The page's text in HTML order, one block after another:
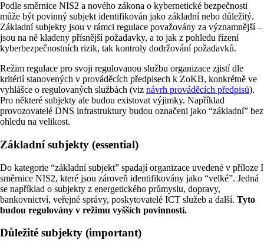
Podle směrnice NIS2 a nového zákona o kybernetické bezpečnosti
může být povinný subjekt identifikován jako základní nebo důležitý.
Základní subjekty jsou v rámci regulace považovány za významnější –
jsou na ně kladeny přísnější požadavky, a to jak z pohledu řízení
kyberbezpečnostních rizik, tak kontroly dodržování požadavků.
Režim regulace pro svoji regulovanou službu organizace zjistí dle
kritérií stanovených v prováděcích předpisech k ZoKB, konkrétně ve
vyhlášce o regulovaných službách (viz návrh prováděcích předpisů).
Pro některé subjekty ale budou existovat výjimky. Například
provozovatelé DNS infrastruktury budou označeni jako “základní” bez
ohledu na velikost.
Základní subjekty (essential)
Do kategorie “základní subjekt” spadají organizace uvedené v příloze I
směrnice NIS2, které jsou zároveň identifikovány jako “velké”. Jedná
se například o subjekty z energetického průmyslu, dopravy,
bankovnictví, veřejné správy, poskytovatelé ICT služeb a další. Tyto
budou regulovány v režimu vyšších povinností.
Důležité subjekty (important)